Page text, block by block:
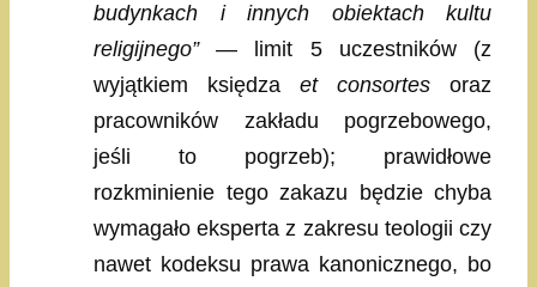
budynkach i innych obiektach kultu
religijnego”— limit 5 uczestników (z
wyjątkiem księdza et consortes oraz
pracowników zakładu pogrzebowego,
jeśli to pogrzeb); prawidłowe
rozkminienie tego zakazu będzie chyba
wymagało eksperta z zakresu teologii czy
nawet kodeksu prawa kanonicznego, bo